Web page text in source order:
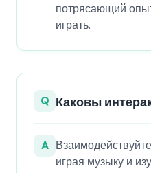
потрясающий
играть.
Q Каковы
A
играя музыку и